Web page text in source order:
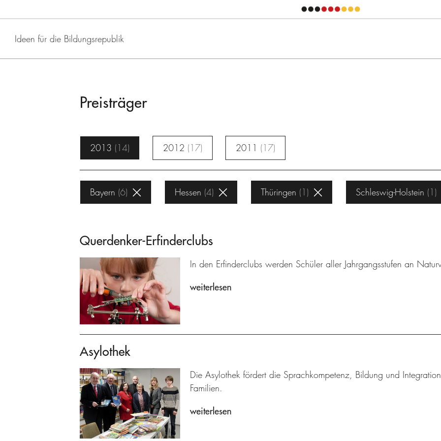
Ideen für die Bildungsrepublik
Preisträger
2013 14 2012 17 2011 17
Bayern 6 Hessen 4 Thüringen 1 Schleswig-Holstein 1
Querdenker-Erfinderclubs
In den Erfinderclubs werden Schüler aller Jahrgangsstufen an
weiterlesen
Asylothek
Die Asylothek fördert die Sprachkompetenz, Bildung und
Familien.
weiterlesen